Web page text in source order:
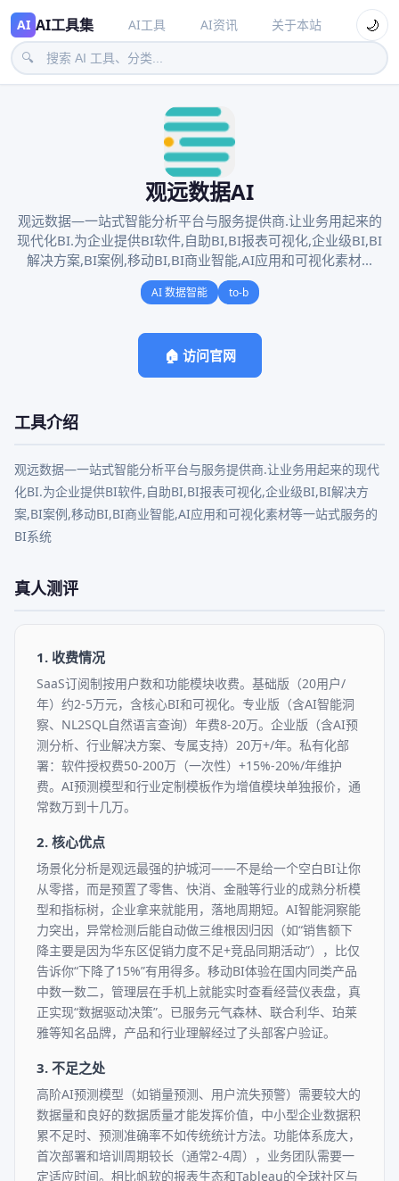
AI AI工具集
🔍
AI工具 AI资讯 关于本站 🌙
观远数据AI
观远数据—一站式智能分析平台与服务提供商.让业务用起来的
现代化BI.为企业提供BI软件,自助BI,BI报表可视化,企业级BI,BI
解决方案,BI案例,移动BI,BI商业智能,AI应用和可视化素材...
AI 数据智能 to-b
🏠 访问官网
工具介绍
观远数据—一站式智能分析平台与服务提供商.让业务用起来的现代
化BI.为企业提供BI软件,自助BI,BI报表可视化,企业级BI,BI解决方
案,BI案例,移动BI,BI商业智能,AI应用和可视化素材等一站式服务的
BI系统
真人测评
1. 收费情况
SaaS订阅制按用户数和功能模块收费。基础版（20用户/
年）约2-5万元，含核心BI和可视化。专业版（含AI智能洞
察、NL2SQL自然语言查询）年费8-20万。企业版（含AI预
测分析、行业解决方案、专属支持）20万+/年。私有化部
署：软件授权费50-200万（一次性）+15%-20%/年维护
费。AI预测模型和行业定制模板作为增值模块单独报价，通
常数万到十几万。
2. 核心优点
场景化分析是观远最强的护城河——不是给一个空白BI让你
从零搭，而是预置了零售、快消、金融等行业的成熟分析模
型和指标树，企业拿来就能用，落地周期短。AI智能洞察能
力突出，异常检测后能自动做三维根因归因（如“销售额下
降主要是因为华东区促销力度不足+竞品同期活动”），比仅
告诉你“下降了15%”有用得多。移动BI体验在国内同类产品
中数一数二，管理层在手机上就能实时查看经营仪表盘，真
正实现“数据驱动决策”。已服务元气森林、联合利华、珀莱
雅等知名品牌，产品和行业理解经过了头部客户验证。
3. 不足之处
高阶AI预测模型（如销量预测、用户流失预警）需要较大的
数据量和良好的数据质量才能发挥价值，中小型企业数据积
累不足时、预测准确率不如传统统计方法。功能体系庞大，
首次部署和培训周期较长（通常2-4周），业务团队需要一
定适应时间。相比帆软的报表生态和Tableau的全球社区与